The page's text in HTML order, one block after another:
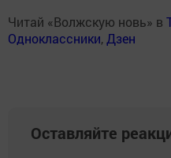
Читай «Волжскую новь» в
Одноклассники,Дзен
Оставляйте